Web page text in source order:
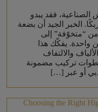
فقد يبدو
الخبر الجيد أن بضعة
“متخوّفة” إلى
واحدة. يفكّك هذا
والالتفاف
تركيب مضمونة
أو عبر […]